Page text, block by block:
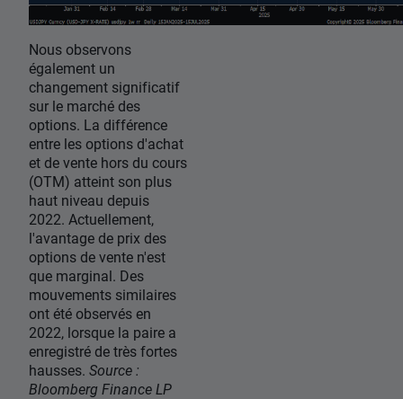
Nous observons
également un
changement significatif
sur le marché des
options. La différence
entre les options d'achat
et de vente hors du cours
(OTM) atteint son plus
haut niveau depuis
2022. Actuellement,
l'avantage de prix des
options de vente n'est
que marginal. Des
mouvements similaires
ont été observés en
2022, lorsque la paire a
enregistré de très fortes
hausses. Source :
Bloomberg Finance LP